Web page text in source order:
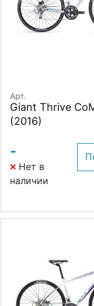
Арт.
Giant Thrive
(2016)
-
Нет в
наличии